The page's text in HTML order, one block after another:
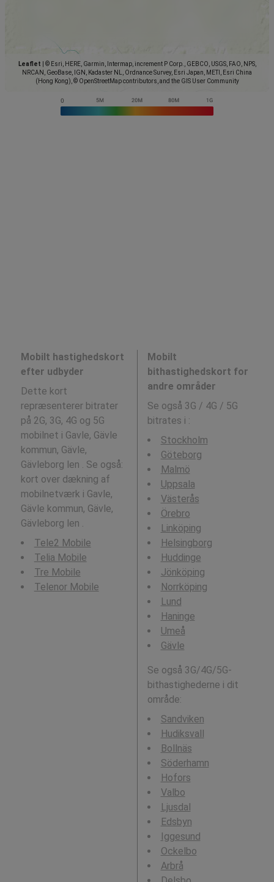
Leaflet
© Esri, HERE, Garmin, Intermap, increment P Corp., GEBCO, USGS, FAO, NPS,
NRCAN, GeoBase, IGN, Kadaster NL, Ordnance Survey, Esri Japan, METI, Esri China
(Hong Kong), © OpenStreetMap contributors, and the GIS User Community
Mobilt hastighedskort
efter udbyder
Dette kort
repræsenterer bitrater
på 2G, 3G, 4G og 5G
mobilnet i Gavle, Gävle
kommun, Gävle,
Gävleborg len . Se også:
kort over dækning af
mobilnetværk i Gavle,
Gävle kommun, Gävle,
Gävleborg len .
Tele2 Mobile
Telia Mobile
Tre Mobile
Telenor Mobile
Mobilt
bithastighedskort for
andre områder
Se også 3G / 4G / 5G
bitrates i :
Stockholm
Göteborg
Malmö
Uppsala
Västerås
Örebro
Linköping
Helsingborg
Huddinge
Jönköping
Norrköping
Lund
Haninge
Umeå
Gävle
Se også 3G/4G/5G-
bithastighederne i dit
område:
Sandviken
Hudiksvall
Bollnäs
Söderhamn
Hofors
Valbo
Ljusdal
Edsbyn
Iggesund
Ockelbo
Arbrå